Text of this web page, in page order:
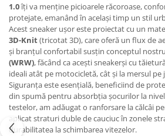
1.0îți va menține picioarele răcoroase,
protejate, emanând în același timp un stil
Acest sneaker ușor este proiectat cu un
3D-Knit(tricotat 3D), care oferă un flux de
și branțul confortabil susțin conceptul nostru
(WRW), făcând ca acești sneakerși cu
ideali atât pe motocicletă, cât și la mersul pe
Siguranța este esențială, beneficiind de
din spumă pentru absorbția șocurilor la
testelor, am adăugat o ranforsare la călcâi
aplicat straturi duble de cauciuc în zonele
durabilitatea la schimbarea vitezelor.